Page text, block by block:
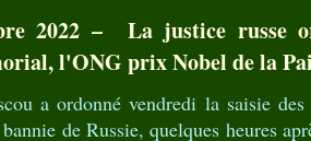
2022 – La justice russe
l'ONG prix Nobel de la
a ordonné vendredi la saisie
de Russie, quelques heures